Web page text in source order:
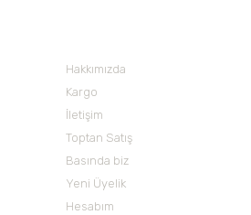
Hakkımızda
Kargo
İletişim
Toptan Satış
Basında biz
Yeni Üyelik
Hesabım